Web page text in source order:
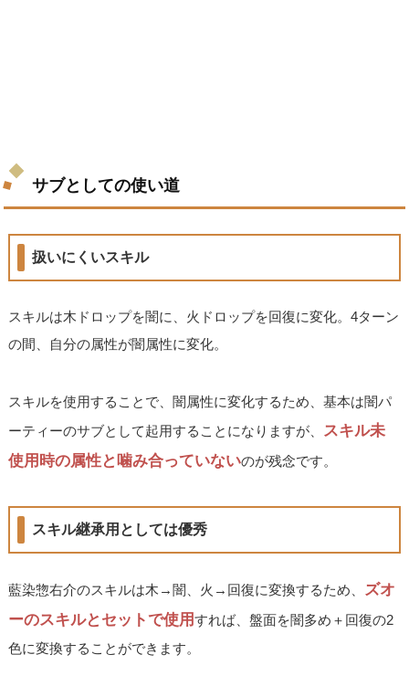
サブとしての使い道
扱いにくいスキル
スキルは木ドロップを闇に、火ドロップを回復に変化。4ターン
の間、自分の属性が闇属性に変化。
スキルを使用することで、闇属性に変化するため、基本は闇パ
ーティーのサブとして起用することになりますが、 スキル未
使用時の属性と噛み合っていないのが残念です。
スキル継承用としては優秀
藍染惣右介のスキルは木→闇、火→回復に変換するため、 ズオ
ーのスキルとセットで使用すれば、盤面を闇多め＋回復の2
色に変換することができます。